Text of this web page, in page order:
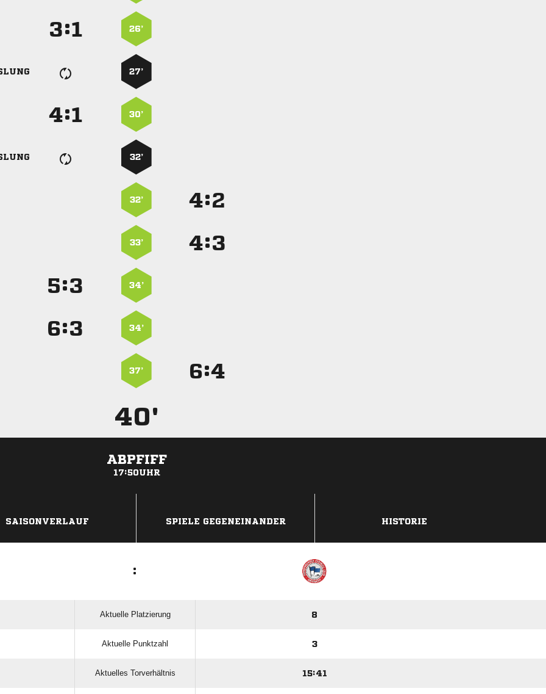
: 26’
27’
: 30’
32’
32’ :
33’ :
: 34’
: 34’
37’ :
40'
ABPFIFF
17:50UHR
SAISONVERLAUF SPIELE GEGENEINANDER HISTORIE
:
Aktuelle Platzierung 8
Aktuelle Punktzahl 3
Aktuelles Torverhältnis 15:41